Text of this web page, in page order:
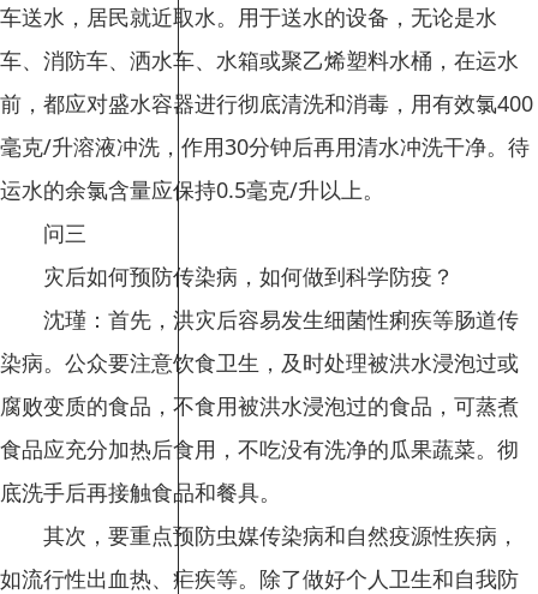
车送水，居民就近取水。用于送水的设备，无论是水
车、消防车、洒水车、水箱或聚乙烯塑料水桶，在运水
前，都应对盛水容器进行彻底清洗和消毒，用有效氯400
毫克/升溶液冲洗，作用30分钟后再用清水冲洗干净。待
运水的余氯含量应保持0.5毫克/升以上。
问三
灾后如何预防传染病，如何做到科学防疫？
沈瑾：首先，洪灾后容易发生细菌性痢疾等肠道传
染病。公众要注意饮食卫生，及时处理被洪水浸泡过或
腐败变质的食品，不食用被洪水浸泡过的食品，可蒸煮
食品应充分加热后食用，不吃没有洗净的瓜果蔬菜。彻
底洗手后再接触食品和餐具。
其次，要重点预防虫媒传染病和自然疫源性疾病，
如流行性出血热、疟疾等。除了做好个人卫生和自我防